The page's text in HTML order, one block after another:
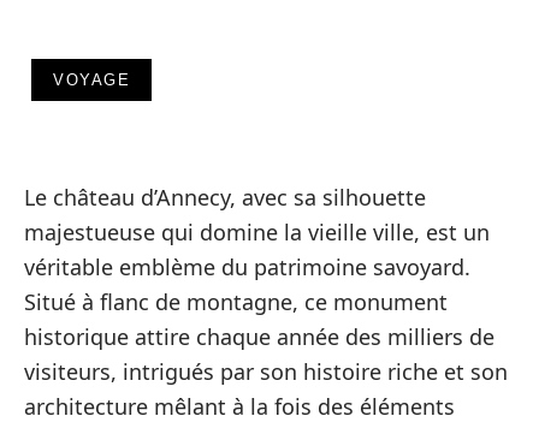
VOYAGE
Le château d’Annecy, avec sa silhouette
majestueuse qui domine la vieille ville, est un
véritable emblème du patrimoine savoyard.
Situé à flanc de montagne, ce monument
historique attire chaque année des milliers de
visiteurs, intrigués par son histoire riche et son
architecture mêlant à la fois des éléments